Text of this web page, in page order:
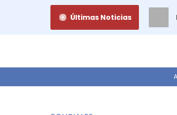
Últimas Noticias